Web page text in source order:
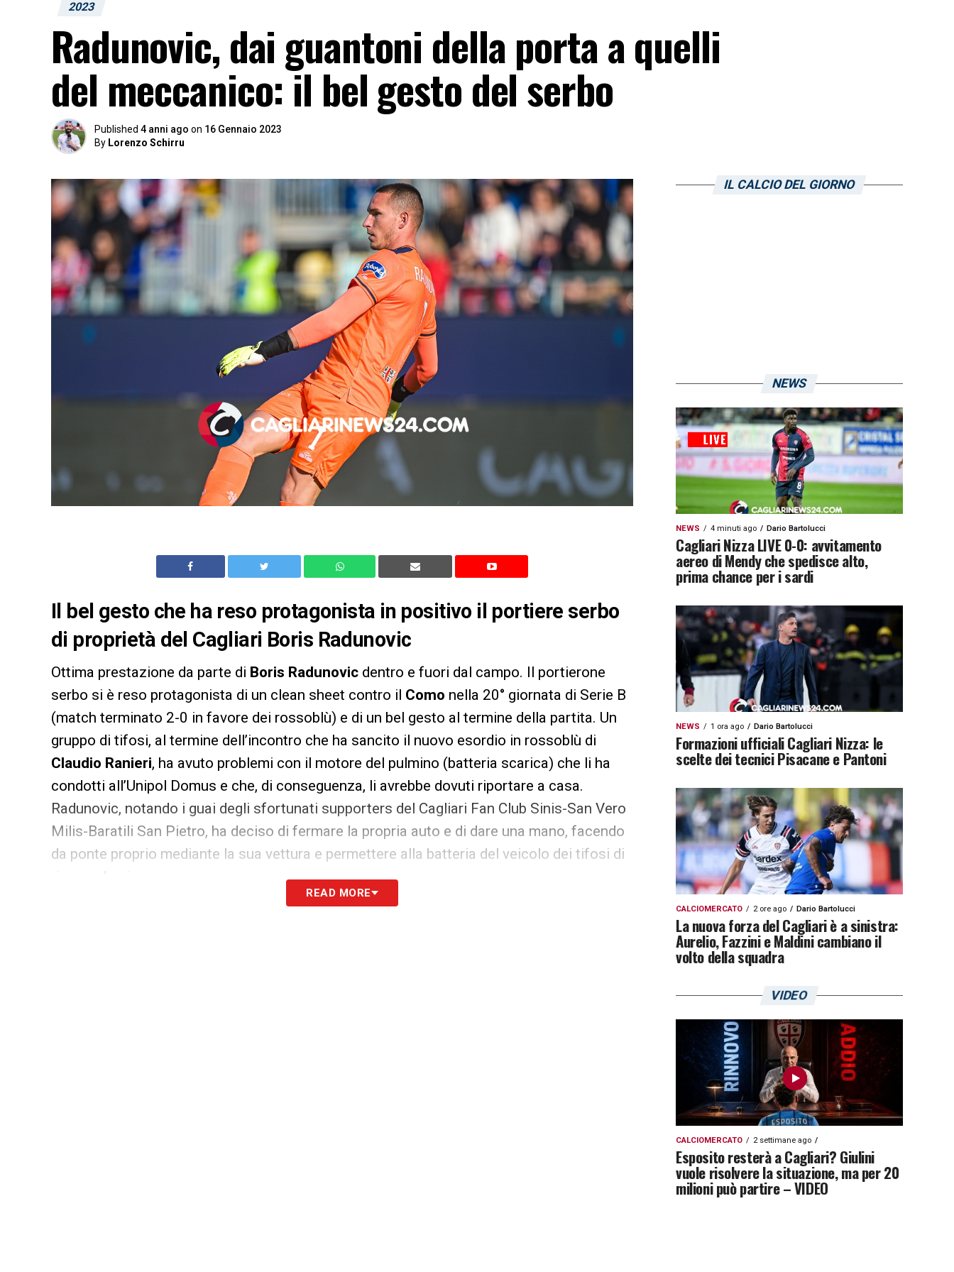
2023
Radunovic, dai guantoni della porta a quelli
del meccanico: il bel gesto del serbo
Published 4 anni ago on 16 Gennaio 2023
By Lorenzo Schirru
Il bel gesto che ha reso protagonista in positivo il portiere serbo
di proprietà del Cagliari Boris Radunovic
Ottima prestazione da parte di Boris Radunovic dentro e fuori dal campo. Il portierone
serbo si è reso protagonista di un clean sheet contro il Como nella 20° giornata di Serie B
(match terminato 2-0 in favore dei rossoblù) e di un bel gesto al termine della partita. Un
gruppo di tifosi, al termine dell’incontro che ha sancito il nuovo esordio in rossoblù di
Claudio Ranieri, ha avuto problemi con il motore del pulmino (batteria scarica) che li ha
condotti all’Unipol Domus e che, di conseguenza, li avrebbe dovuti riportare a casa.
Radunovic, notando i guai degli sfortunati supporters del Cagliari Fan Club Sinis-San Vero
Milis-Baratili San Pietro, ha deciso di fermare la propria auto e di dare una mano, facendo
da ponte proprio mediante la sua vettura e permettere alla batteria del veicolo dei tifosi di
READ MORE
IL CALCIO DEL GIORNO
NEWS
NEWS 4 minuti ago Dario Bartolucci
Cagliari Nizza LIVE 0-0: avvitamento
aereo di Mendy che spedisce alto,
prima chance per i sardi
NEWS 1 ora ago Dario Bartolucci
Formazioni ufficiali Cagliari Nizza: le
scelte dei tecnici Pisacane e Pantoni
CALCIOMERCATO 2 ore ago Dario Bartolucci
La nuova forza del Cagliari è a sinistra:
Aurelio, Fazzini e Maldini cambiano il
volto della squadra
VIDEO
CALCIOMERCATO 2 settimane ago
Esposito resterà a Cagliari? Giulini
vuole risolvere la situazione, ma per 20
milioni può partire – VIDEO